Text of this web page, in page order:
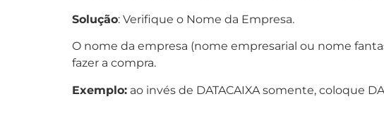
Solução: Verifique o Nome da Empresa.
O nome da empresa (nome empresarial ou nome
fazer a compra.
Exemplo: ao invés de DATACAIXA somente, coloque